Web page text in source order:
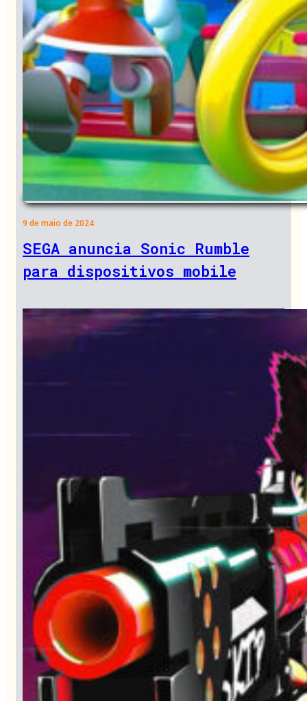
9 de maio de 2024
SEGA anuncia Sonic Rumble
para dispositivos mobile